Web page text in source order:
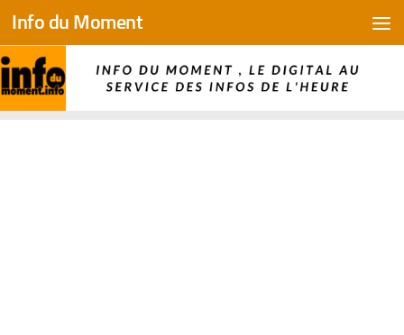
Skip to content
Info du Moment